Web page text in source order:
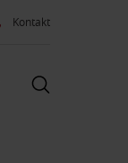
Kontakt